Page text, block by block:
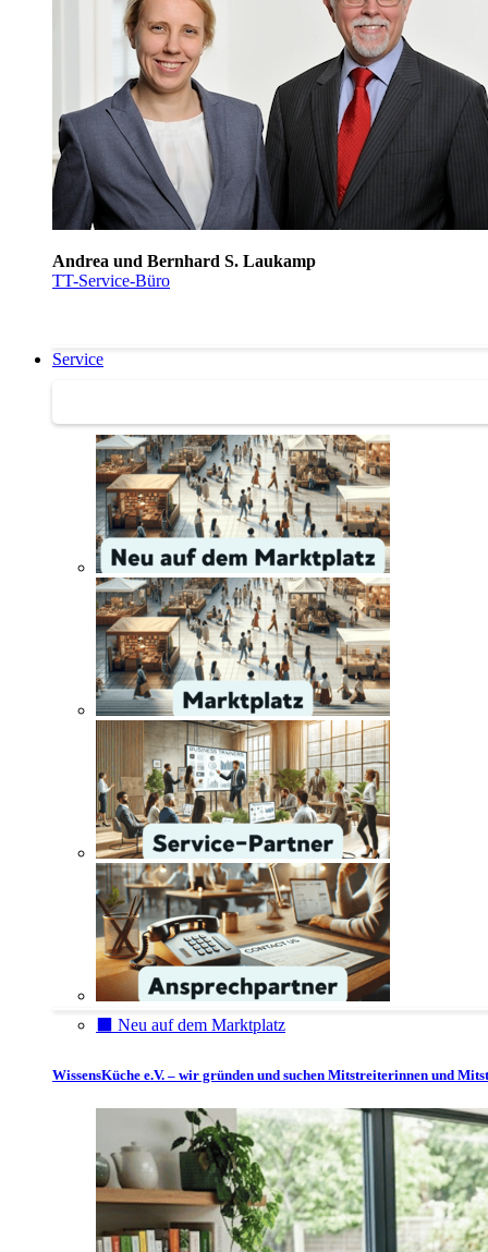
Andrea und Bernhard S. Laukamp
TT-Service-Büro
Service
⬛️ Neu auf dem Marktplatz
WissensKüche e.V. – wir gründen und suchen Mitstreiterinnen und